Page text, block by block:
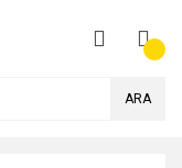
ARA